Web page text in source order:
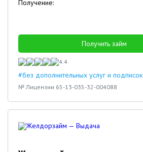
Получение:
Получить займ
4.4
#без дополнительных услуг и подписок
№ Лицензии 65-13-035-32-004088